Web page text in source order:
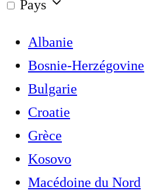
Pays
Albanie
Bosnie-Herzégovine
Bulgarie
Croatie
Grèce
Kosovo
Macédoine du Nord